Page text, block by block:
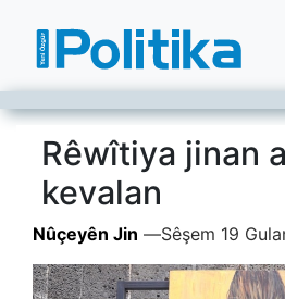
Rêwîtiya jinan
kevalan
Nûçeyên Jin —Sêşem 19